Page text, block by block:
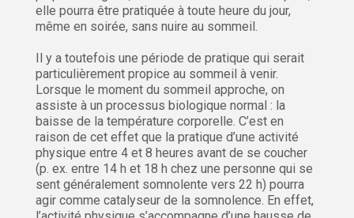
elle pourra être pratiquée à toute heure du jour,
même en soirée, sans nuire au sommeil.
Il y a toutefois une période de pratique qui serait
particulièrement propice au sommeil à venir.
Lorsque le moment du sommeil approche, on
assiste à un processus biologique normal : la
baisse de la température corporelle. C’est en
raison de cet effet que la pratique d’une activité
physique entre 4 et 8 heures avant de se coucher
(p. ex. entre 14 h et 18 h chez une personne qui se
sent généralement somnolente vers 22 h) pourra
agir comme catalyseur de la somnolence. En effet,